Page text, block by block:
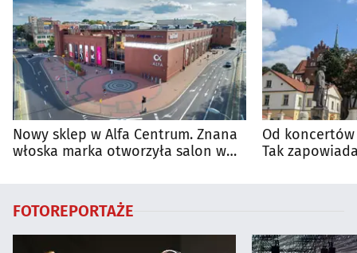
Nowy sklep w Alfa Centrum. Znana
włoska marka otworzyła salon w
Od
Tak
FOTOREPORTAŻE